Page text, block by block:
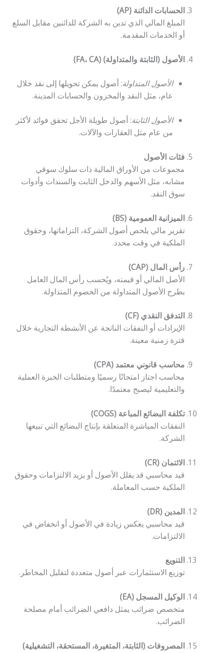
الحسابات الدائنة (AP)
المبلغ المالي الذي تدين به الشركة للدائنين مقابل السلع
أو الخدمات المقدمة.
الأصول (الثابتة والمتداولة) (FA، CA)
الأصول المتداولة: أصول يمكن تحويلها إلى نقد خلال
عام، مثل النقد والمخزون والحسابات المدينة.
الأصول الثابتة: أصول طويلة الأجل تحقق فوائد لأكثر
من عام مثل العقارات والآلات.
فئات الأصول
مجموعات من الأوراق المالية ذات سلوك سوقي
مشابه، مثل الأسهم والدخل الثابت والسندات وأدوات
سوق النقد.
الميزانية العمومية (BS)
تقرير مالي يلخص أصول الشركة، التزاماتها، وحقوق
الملكية في وقت محدد.
رأس المال (CAP)
الأصل المالي أو قيمته، ويُحسب رأس المال العامل
بطرح الأصول المتداولة من الخصوم المتداولة.
التدفق النقدي (CF)
الإيرادات أو النفقات الناتجة عن الأنشطة التجارية خلال
فترة زمنية معينة.
محاسب قانوني معتمد (CPA)
محاسب اجتاز امتحانًا رسميًا ومتطلبات الخبرة العملية
والتعليمية ليصبح معتمدًا.
تكلفة البضائع المباعة (COGS)
النفقات المباشرة المتعلقة بإنتاج البضائع التي تبيعها
الشركة.
الائتمان (CR)
قيد محاسبي قد يقلل الأصول أو يزيد الالتزامات وحقوق
الملكية حسب المعاملة.
المدين (DR)
قيد محاسبي يعكس زيادة في الأصول أو انخفاض في
الالتزامات.
التنويع
توزيع الاستثمارات عبر أصول متعددة لتقليل المخاطر.
الوكيل المسجل (EA)
متخصص ضرائب يمثل دافعي الضرائب أمام مصلحة
الضرائب.
المصروفات (الثابتة، المتغيرة، المستحقة، التشغيلية)